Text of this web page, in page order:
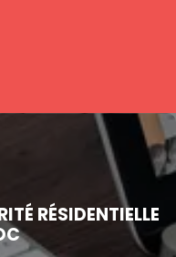
RÉSIDENTIELLE